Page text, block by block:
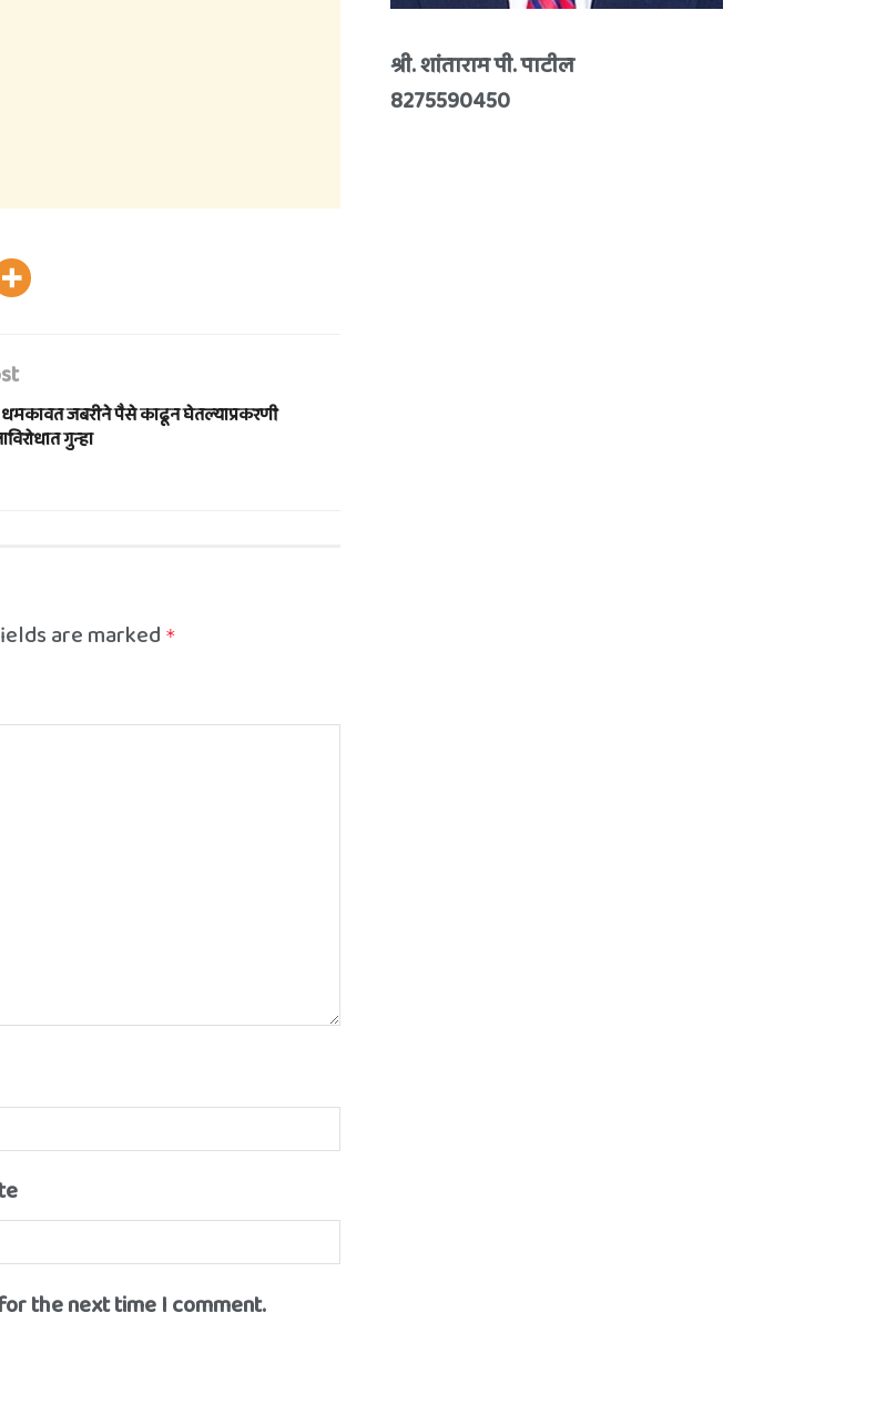
धमकावत जबरीने पैसे काढून घेतल्याप्रकरणी
गुन्हा
are marked *
the next time I comment.
श्री. शांताराम पी. पाटील
8275590450